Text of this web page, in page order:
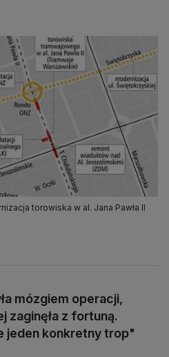
torowiska w al. Jana Pawła II
mózgiem operacji,
zaginęła z fortuną.
jeden konkretny trop"